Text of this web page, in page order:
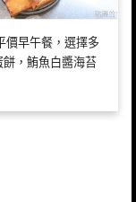
價早午餐，選擇多
，鮪魚白醬海苔